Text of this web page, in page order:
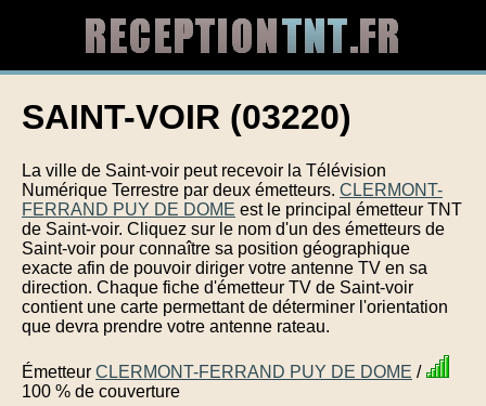
SAINT-VOIR (03220)
La ville de Saint-voir peut recevoir la Télévision
Numérique Terrestre par deux émetteurs. CLERMONT-
FERRAND PUY DE DOME est le principal émetteur TNT
de Saint-voir. Cliquez sur le nom d'un des émetteurs de
Saint-voir pour connaître sa position géographique
exacte afin de pouvoir diriger votre antenne TV en sa
direction. Chaque fiche d'émetteur TV de Saint-voir
contient une carte permettant de déterminer l'orientation
que devra prendre votre antenne rateau.
Émetteur CLERMONT-FERRAND PUY DE DOME /
100 % de couverture